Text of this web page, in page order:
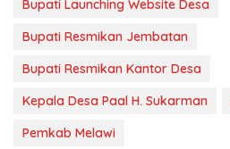
Bupati Launching Website Desa
Bupati Resmikan Jembatan
Bupati Resmikan Kantor Desa
Kepala Desa Paal H. Sukarman
Pemkab Melawi